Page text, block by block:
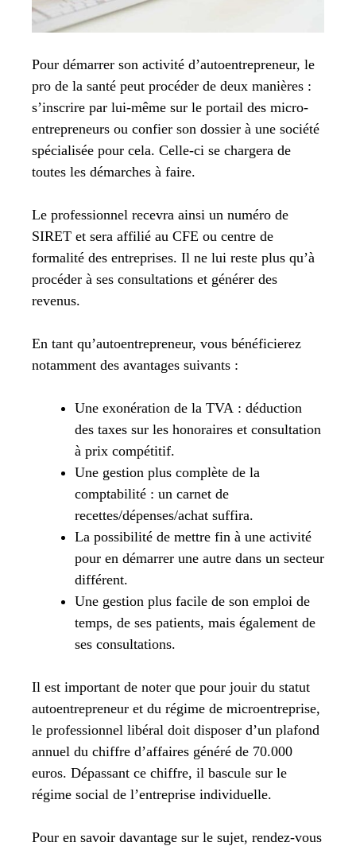
Pour démarrer son activité d’autoentrepreneur, le
pro de la santé peut procéder de deux manières :
s’inscrire par lui-même sur le portail des micro-
entrepreneurs ou confier son dossier à une société
spécialisée pour cela. Celle-ci se chargera de
toutes les démarches à faire.
Le professionnel recevra ainsi un numéro de
SIRET et sera affilié au CFE ou centre de
formalité des entreprises. Il ne lui reste plus qu’à
procéder à ses consultations et générer des
revenus.
En tant qu’autoentrepreneur, vous bénéficierez
notamment des avantages suivants :
Une exonération de la TVA : déduction
des taxes sur les honoraires et consultation
à prix compétitif.
Une gestion plus complète de la
comptabilité : un carnet de
recettes/dépenses/achat suffira.
La possibilité de mettre fin à une activité
pour en démarrer une autre dans un secteur
différent.
Une gestion plus facile de son emploi de
temps, de ses patients, mais également de
ses consultations.
Il est important de noter que pour jouir du statut
autoentrepreneur et du régime de microentreprise,
le professionnel libéral doit disposer d’un plafond
annuel du chiffre d’affaires généré de 70.000
euros. Dépassant ce chiffre, il bascule sur le
régime social de l’entreprise individuelle.
Pour en savoir davantage sur le sujet, rendez-vous